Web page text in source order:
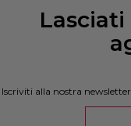
Iscriviti alla nostra